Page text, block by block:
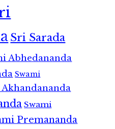
Sri Sarada
Abhedananda
Swami
Akhandananda
Swami
Premananda